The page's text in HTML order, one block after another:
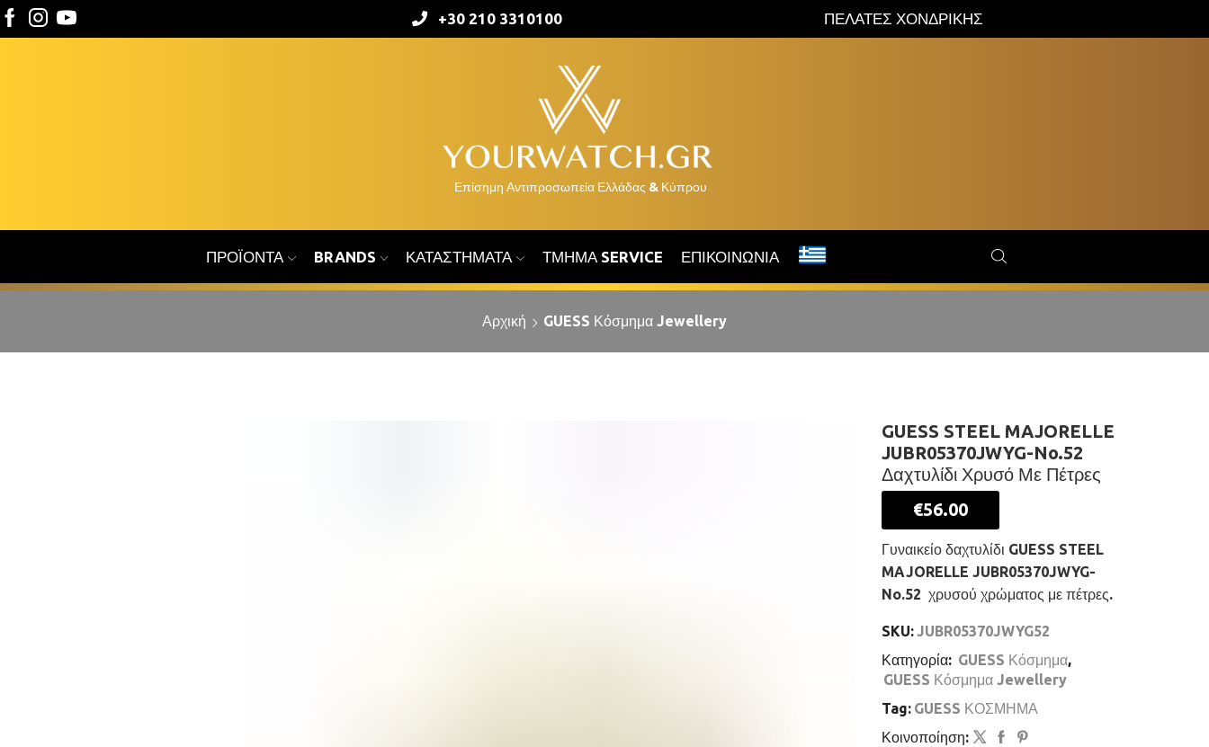
+30 210 3310100 ΠΕΛΑΤΕΣ ΧΟΝΔΡΙΚΗΣ
ΠΡΟΪΌΝΤΑ BRANDS ΚΑΤΑΣΤΉΜΑΤΑ ΤΜΉΜΑ SERVICE ΕΠΙΚΟΙΝΩΝΊΑ
Αρχική GUESS Κόσμημα Jewellery
GUESS STEEL MAJORELLE
JUBR05370JWYG-No.52
Δαχτυλίδι Χρυσό Με Πέτρες
€56.00
Γυναικείο δαχτυλίδι GUESS STEEL
MAJORELLE JUBR05370JWYG-
No.52 χρυσού χρώματος με πέτρες.
SKU:JUBR05370JWYG52
Κατηγορία: GUESS Κόσμημα,
GUESS Κόσμημα Jewellery
Tag: GUESS ΚΟΣΜΗΜΑ
Κοινοποίηση: